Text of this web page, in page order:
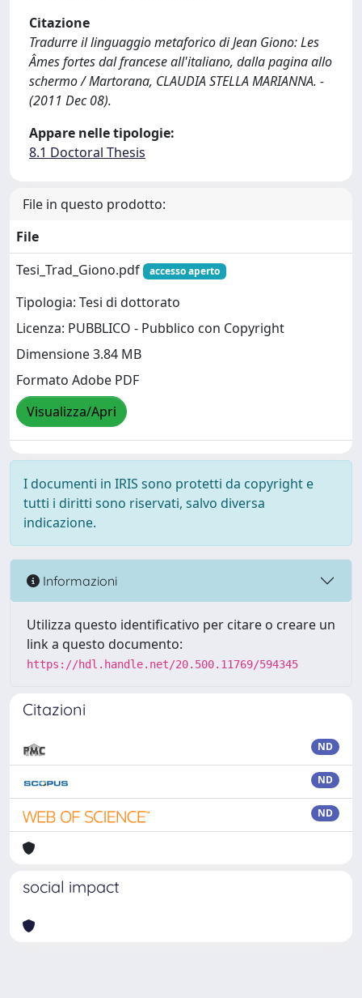
Citazione
Tradurre il linguaggio metaforico di Jean Giono: Les
Âmes fortes dal francese all'italiano, dalla pagina allo
schermo / Martorana, CLAUDIA STELLA MARIANNA. -
(2011 Dec 08).
Appare nelle tipologie:
8.1 Doctoral Thesis
File in questo prodotto:
File
Tesi_Trad_Giono.pdf
accesso aperto
Tipologia: Tesi di dottorato
Licenza: PUBBLICO - Pubblico con Copyright
Dimensione 3.84 MB
Formato Adobe PDF
Visualizza/Apri
I documenti in IRIS sono protetti da copyright e
tutti i diritti sono riservati, salvo diversa
indicazione.
Informazioni
Utilizza questo identificativo per citare o creare un
link a questo documento:
https://hdl.handle.net/20.500.11769/594345
Citazioni
ND
ND
ND
social impact